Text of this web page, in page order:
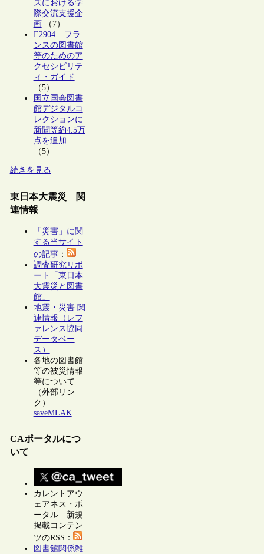
ズにおける学
際交流支援企
画 （7）
E2904 – フラ
ンスの図書館
等のためのア
クセシビリテ
ィ・ガイド
（5）
国立国会図書
館デジタルコ
レクションに
新聞等約4.5万
点を追加
（5）
続きを見る
東日本大震災 関
連情報
「災害」に関
する当サイト
の記事：
調査研究リポ
ート「東日本
大震災と図書
館」
地震・災害 関
連情報（レフ
ァレンス協同
データベー
ス）
各地の図書館
等の被災情報
等について
（外部リン
ク）
saveMLAK
CAポータルにつ
いて
カレントアウ
ェアネス・ポ
ータル 新規
掲載コンテン
ツのRSS：
図書館関係雑